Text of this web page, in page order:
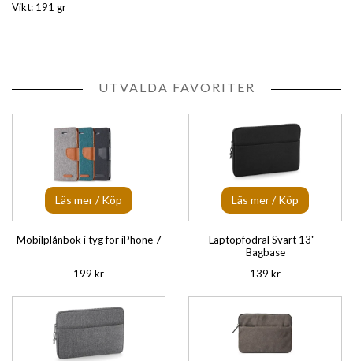
Vikt: 191 gr
UTVALDA FAVORITER
Läs mer / Köp
Mobilplånbok i tyg för iPhone 7
199 kr
Läs mer / Köp
Laptopfodral Svart 13" -
Bagbase
139 kr